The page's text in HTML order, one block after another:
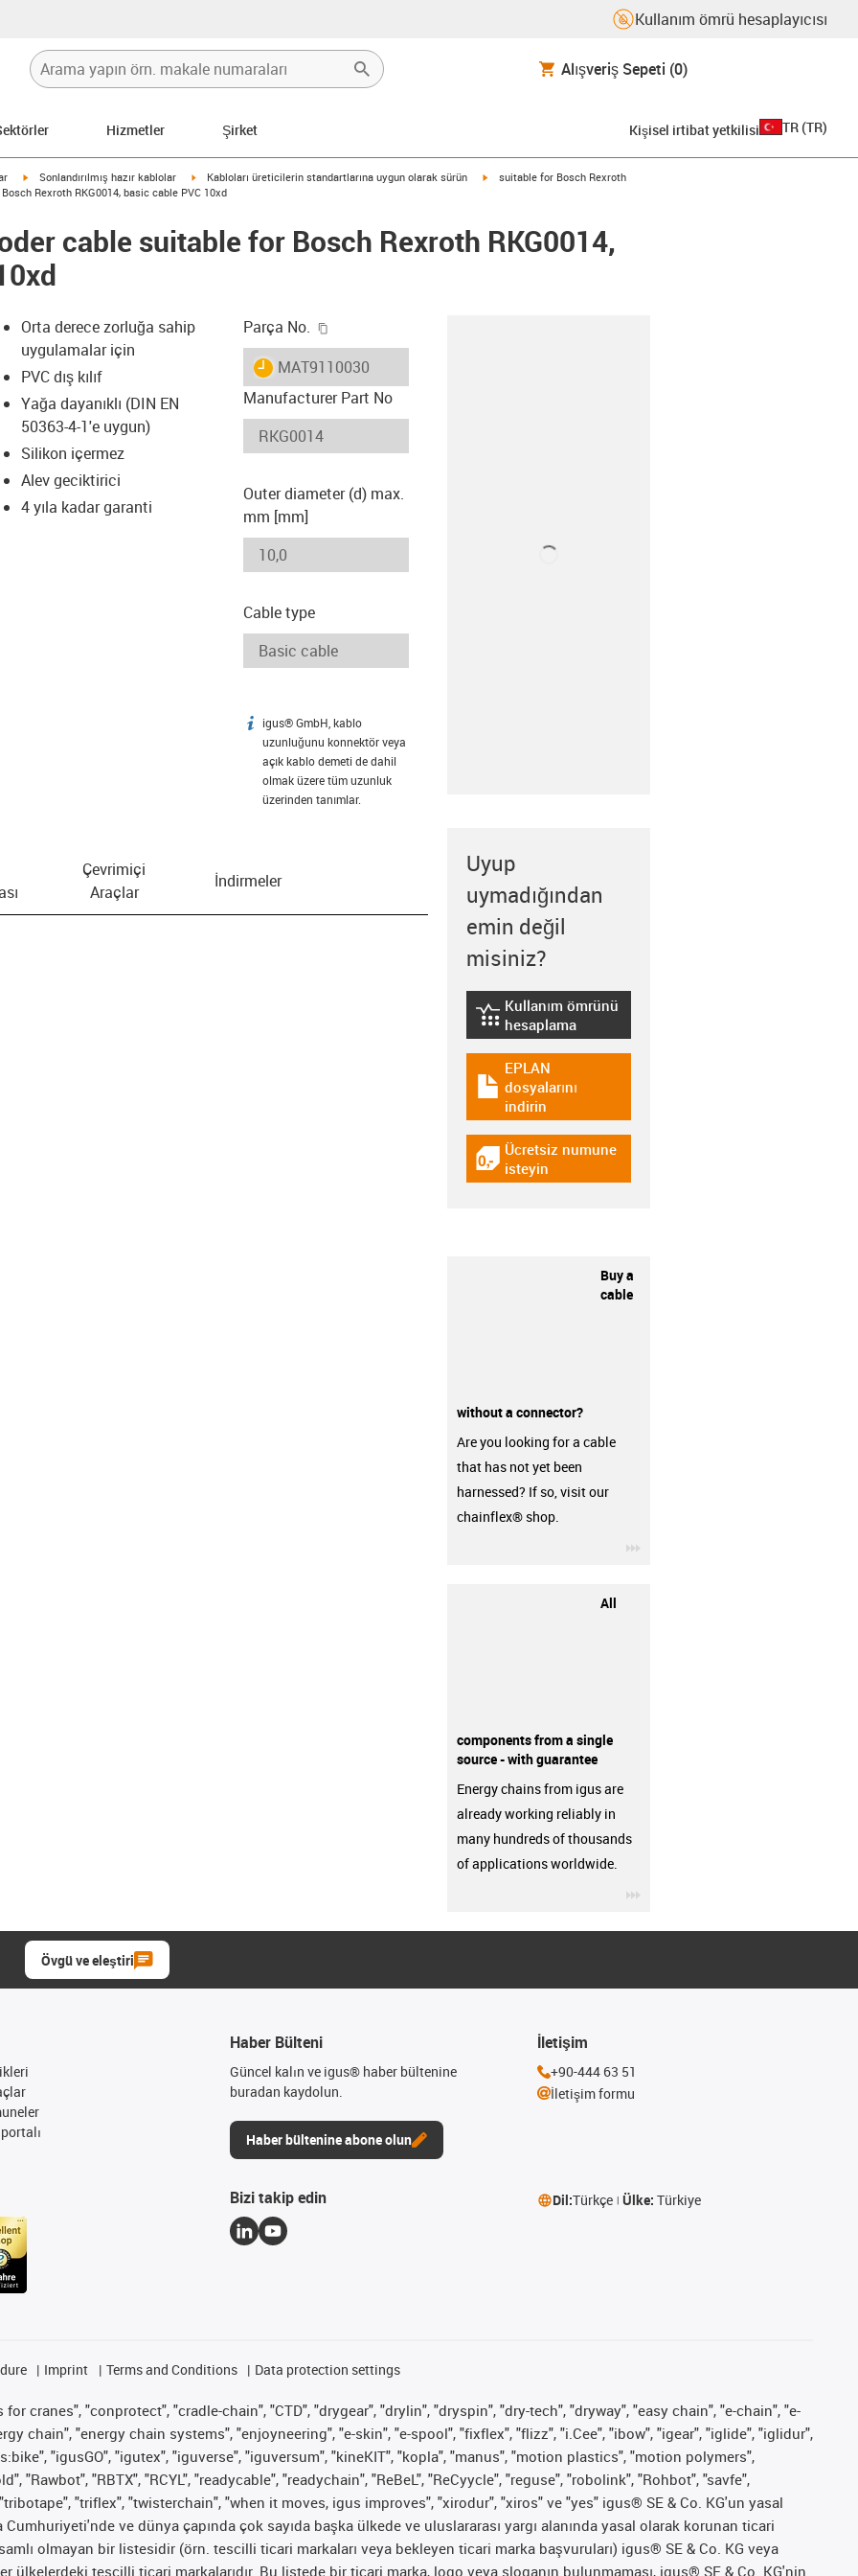
Kullanım ömrü hesaplayıcısı
Alışveriş Sepeti (0)
Hizmetler Şirket Kişisel irtibat yetkilisi TR (TR)
igus-icon-arrow-right
Sonlandırılmış hazır kablolar igus-icon-arrow-right
Kabloları üreticilerin standartlarına uygun olarak sürün igus-icon-arrow-right
suitable for Bosch Rexroth
Rexroth RKG0014, basic cable PVC 10xd
cable suitable for Bosch Rexroth RKG0014,
icon-lupe
icon-lupe
Orta derece zorluğa sahip
uygulamalar için
PVC dış kılıf
Yağa dayanıklı (DIN EN
50363-4-1'e uygun)
Silikon içermez
Alev geciktirici
4 yıla kadar garanti
Parça No.
igus-icon-lieferzeit
MAT9110030
Manufacturer Part No
Outer diameter (d) max.
mm [mm]
Cable type
igus-icon-info
igus® GmbH, kablo
uzunluğunu konnektör veya
açık kablo demeti de dahil
olmak üzere tüm uzunluk
üzerinden tanımlar.
Çevrimiçi
Araçlar
İndirmeler
Uyup
uymadığından
emin değil
misiniz?
igus-icon-lebensdauerrechner
Kullanım ömrünü
hesaplama
igus-icon-download-plan
EPLAN
dosyalarını
indirin
igus-icon-gratismuster
Ücretsiz numune
isteyin
Buy a
cable
without a connector?
Are you looking for a cable
that has not yet been
harnessed? If so, visit our
chainflex® shop.
All
components from a single
source - with guarantee
Energy chains from igus are
already working reliably in
many hundreds of thousands
of applications worldwide.
Övgü ve eleştiri
Haber Bülteni
Güncel kalın ve igus® haber bültenine
buradan kaydolun.
Haber bültenine abone olun
İletişim
+90-444 63 51
İletişim formu
Bizi takip edin Dil:Türkçe Ülke: Türkiye
Imprint Terms and Conditions Data protection settings
cranes", "conprotect", "cradle-chain", "CTD", "drygear", "drylin", "dryspin", "dry-tech", "dryway", "easy chain", "e-chain", "e-
chain", "energy chain systems", "enjoyneering", "e-skin", "e-spool", "fixflex", "flizz", "i.Cee", "ibow", "igear", "iglide", "iglidur",
"igusGO", "igutex", "iguverse", "iguversum", "kineKIT", "kopla", "manus", "motion plastics", "motion polymers",
"RBTX", "RCYL", "readycable", "readychain", "ReBeL", "ReCyycle", "reguse", "robolink", "Rohbot", "savfe",
"triflex", "twisterchain", "when it moves, igus improves", "xirodur", "xiros" ve "yes" igus® SE & Co. KG'un yasal
ve dünya çapında çok sayıda başka ülkede ve uluslararası yargı alanında yasal olarak korunan ticari
olmayan bir listesidir (örn. tescilli ticari markaları veya bekleyen ticari marka başvuruları) igus® SE & Co. KG veya
ülkelerdeki tescilli ticari markalarıdır. Bu listede bir ticari marka, logo veya sloganın bulunmaması, igus® SE & Co. KG'nin